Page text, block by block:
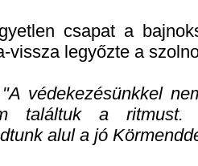
csapat a
vissza legyőzte a
A védekezésünkkel
találtuk a ritmust.
alul a jó